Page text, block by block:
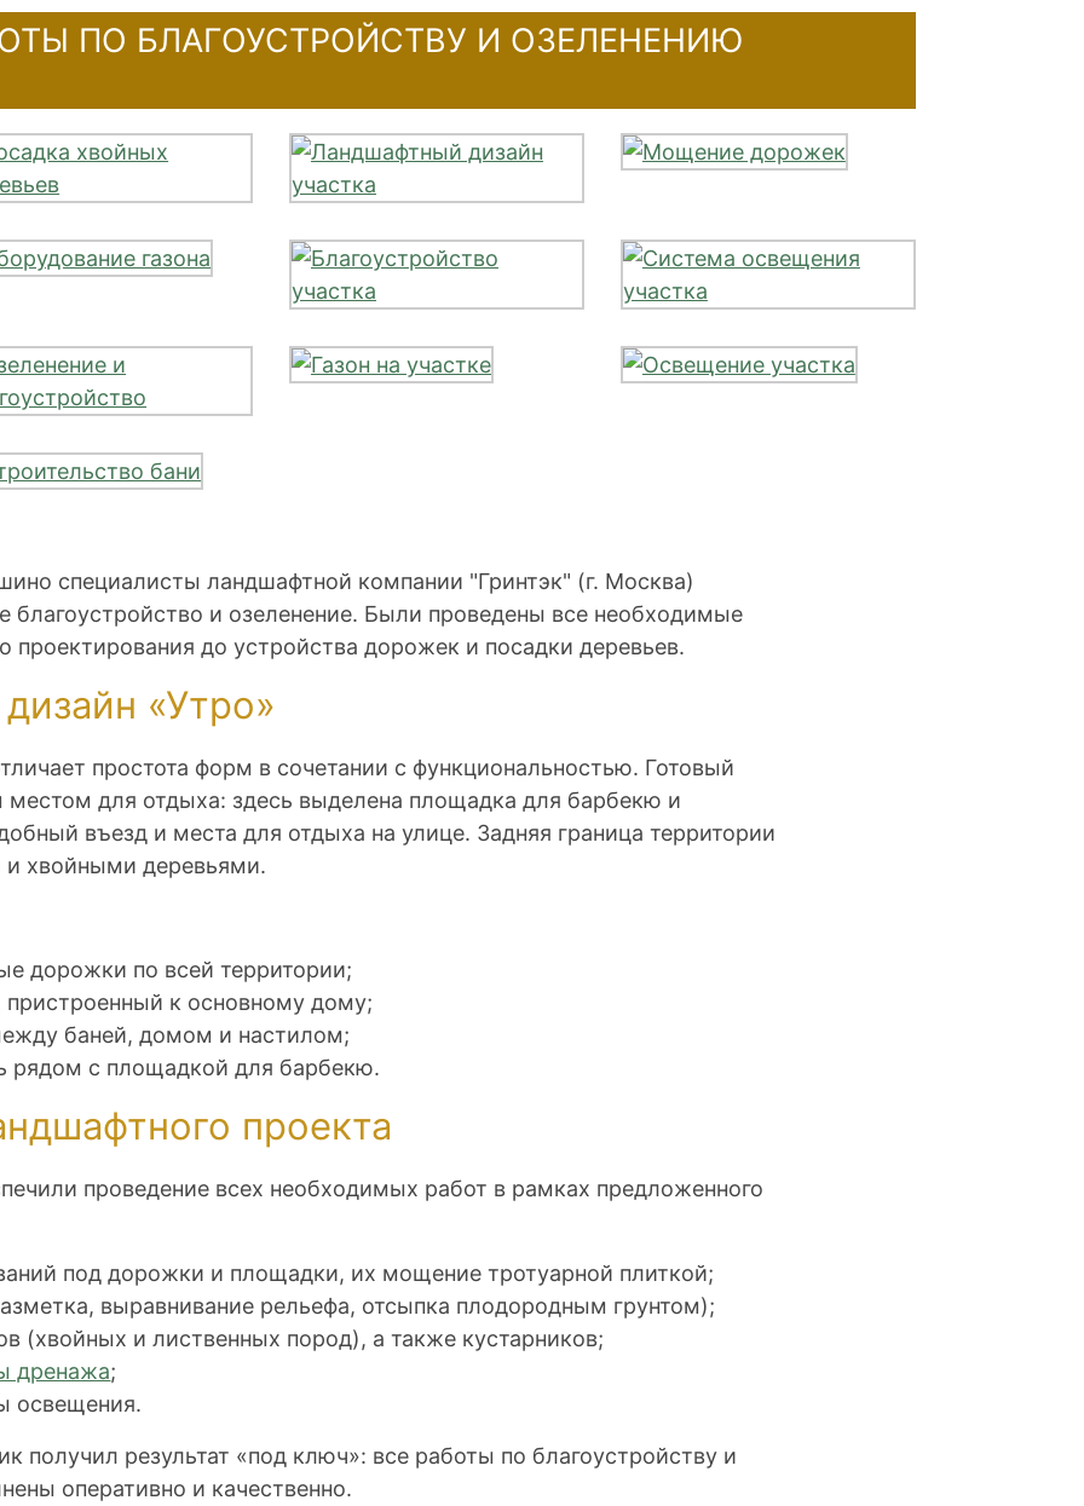
ПО БЛАГОУСТРОЙСТВУ И ОЗЕЛЕНЕНИЮ
специалисты ландшафтной компании "Гринтэк" (г. Москва)
благоустройство и озеленение. Были проведены все необходимые
проектирования до устройства дорожек и посадки деревьев.
«Утро»
простота форм в сочетании с функциональностью. Готовый
местом для отдыха: здесь выделена площадка для барбекю и
въезд и места для отдыха на улице. Задняя граница территории
и хвойными деревьями.
дорожки по всей территории;
пристроенный к основному дому;
баней, домом и настилом;
рядом с площадкой для барбекю.
проекта
проведение всех необходимых работ в рамках предложенного
под дорожки и площадки, их мощение тротуарной плиткой;
выравнивание рельефа, отсыпка плодородным грунтом);
(хвойных и лиственных пород), а также кустарников;
дренажа;
освещения.
получил результат «под ключ»: все работы по благоустройству и
оперативно и качественно.